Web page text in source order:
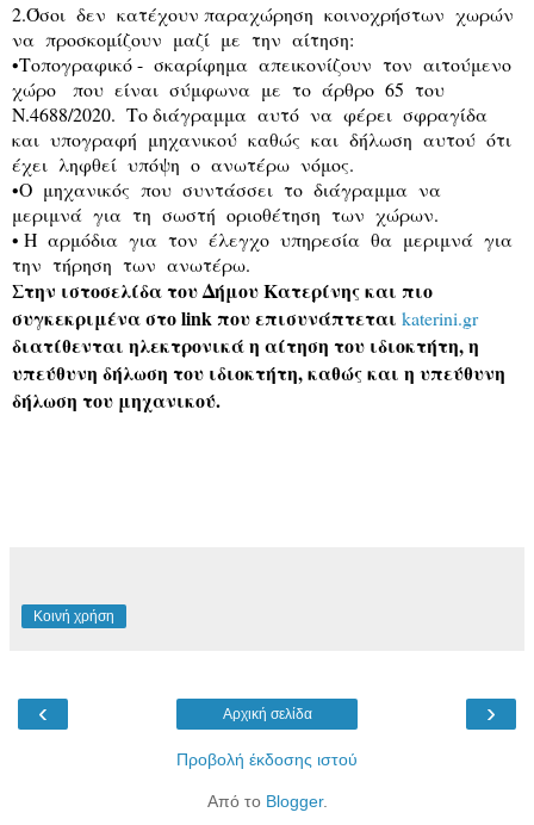
2.Όσοι δεν κατέχουν παραχώρηση κοινοχρήστων χωρών
να προσκομίζουν μαζί με την αίτηση:
•Τοπογραφικό - σκαρίφημα απεικονίζουν τον αιτούμενο
χώρο
που είναι σύμφωνα με το άρθρο 65 του
Ν.4688/2020. Το διάγραμμα αυτό να φέρει σφραγίδα
και υπογραφή μηχανικού καθώς και δήλωση αυτού ότι
έχει ληφθεί υπόψη ο ανωτέρω νόμος.
•Ο μηχανικός που συντάσσει το διάγραμμα να
μεριμνά για τη σωστή οριοθέτηση των χώρων.
• Η αρμόδια για τον έλεγχο υπηρεσία θα μεριμνά για
την τήρηση των ανωτέρω.
Στην ιστοσελίδα του Δήμου Κατερίνης και πιο
συγκεκριμένα στοlinkπου επισυνάπτεται katerini.gr
διατίθενται ηλεκτρονικά η αίτηση του ιδιοκτήτη, η
υπεύθυνη δήλωση του ιδιοκτήτη, καθώς και η υπεύθυνη
δήλωση του μηχανικού.
Κοινή χρήση
‹ ›
Αρχική σελίδα
Προβολή έκδοσης ιστού
Από το Blogger.